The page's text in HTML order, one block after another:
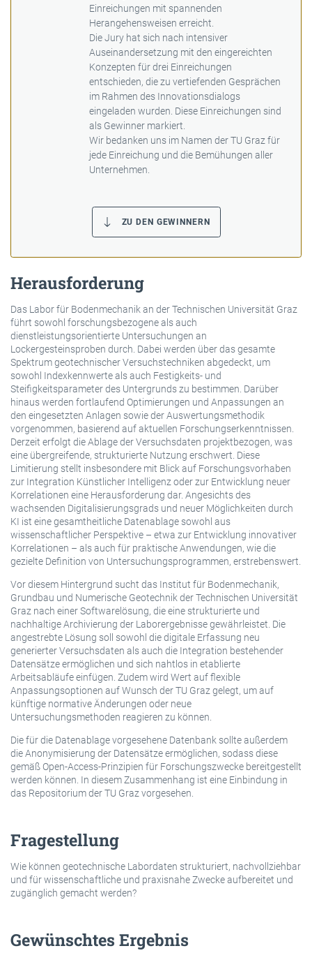
Einreichungen mit spannenden
Herangehensweisen erreicht.
Die Jury hat sich nach intensiver
Auseinandersetzung mit den eingereichten
Konzepten für drei Einreichungen
entschieden, die zu vertiefenden Gesprächen
im Rahmen des Innovationsdialogs
eingeladen wurden. Diese Einreichungen sind
als Gewinner markiert.
Wir bedanken uns im Namen der TU Graz für
jede Einreichung und die Bemühungen aller
Unternehmen.
ZU DEN GEWINNERN
Herausforderung
Das Labor für Bodenmechanik an der Technischen Universität Graz
führt sowohl forschungsbezogene als auch
dienstleistungsorientierte Untersuchungen an
Lockergesteinsproben durch. Dabei werden über das gesamte
Spektrum geotechnischer Versuchstechniken abgedeckt, um
sowohl Indexkennwerte als auch Festigkeits- und
Steifigkeitsparameter des Untergrunds zu bestimmen. Darüber
hinaus werden fortlaufend Optimierungen und Anpassungen an
den eingesetzten Anlagen sowie der Auswertungsmethodik
vorgenommen, basierend auf aktuellen Forschungserkenntnissen.
Derzeit erfolgt die Ablage der Versuchsdaten projektbezogen, was
eine übergreifende, strukturierte Nutzung erschwert. Diese
Limitierung stellt insbesondere mit Blick auf Forschungsvorhaben
zur Integration Künstlicher Intelligenz oder zur Entwicklung neuer
Korrelationen eine Herausforderung dar. Angesichts des
wachsenden Digitalisierungsgrads und neuer Möglichkeiten durch
KI ist eine gesamtheitliche Datenablage sowohl aus
wissenschaftlicher Perspektive – etwa zur Entwicklung innovativer
Korrelationen – als auch für praktische Anwendungen, wie die
gezielte Definition von Untersuchungsprogrammen, erstrebenswert.
Vor diesem Hintergrund sucht das Institut für Bodenmechanik,
Grundbau und Numerische Geotechnik der Technischen Universität
Graz nach einer Softwarelösung, die eine strukturierte und
nachhaltige Archivierung der Laborergebnisse gewährleistet. Die
angestrebte Lösung soll sowohl die digitale Erfassung neu
generierter Versuchsdaten als auch die Integration bestehender
Datensätze ermöglichen und sich nahtlos in etablierte
Arbeitsabläufe einfügen. Zudem wird Wert auf flexible
Anpassungsoptionen auf Wunsch der TU Graz gelegt, um auf
künftige normative Änderungen oder neue
Untersuchungsmethoden reagieren zu können.
Die für die Datenablage vorgesehene Datenbank sollte außerdem
die Anonymisierung der Datensätze ermöglichen, sodass diese
gemäß Open-Access-Prinzipien für Forschungszwecke bereitgestellt
werden können. In diesem Zusammenhang ist eine Einbindung in
das Repositorium der TU Graz vorgesehen.
Fragestellung
Wie können geotechnische Labordaten strukturiert, nachvollziehbar
und für wissenschaftliche und praxisnahe Zwecke aufbereitet und
zugänglich gemacht werden?
Gewünschtes Ergebnis